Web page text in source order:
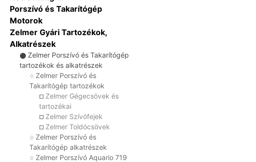
Porszívó és Takarítógép
Motorok
Zelmer Gyári Tartozékok,
Alkatrészek
⚫ Zelmer Porszívó és Takarítógép
tartozékok és alkatrészek
♢ Zelmer Porszívó és
Takarítógép tartozékok
☐ Zelmer Gégecsövek és
tartozékai
☐ Zelmer Szívófejek
☐ Zelmer Toldócsövek
♢ Zelmer Porszívó és
Takarítógép alkatrészek
♢ Zelmer Porszívó Aquario 719